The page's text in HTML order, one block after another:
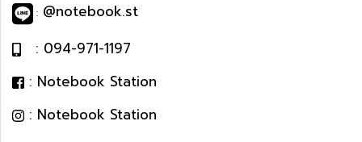
: @notebook.st
: 094-971-1197
: Notebook Station
: Notebook Station